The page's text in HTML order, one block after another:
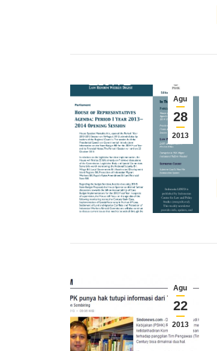
Agu
28
2013
Agu
22
2013